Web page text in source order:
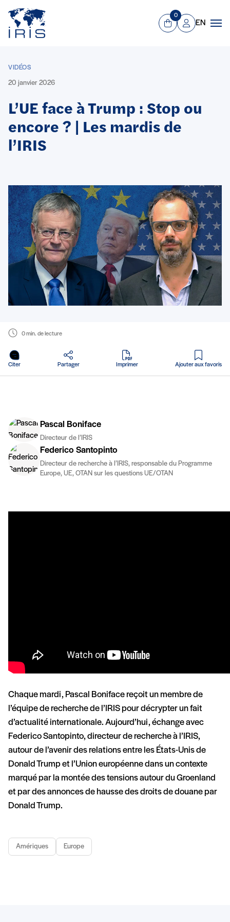
Aller au contenu principal
Panier
0
Mon compte
EN
VIDÉOS
20 janvier 2026
L’UE face à Trump : Stop ou
encore ? | Les mardis de
l’IRIS
0 min. de lecture
Citer Partager Imprimer
en PDF
Ajouter aux favoris
Pascal Boniface
Directeur de l’IRIS
Federico Santopinto
Directeur de recherche à l’IRIS, responsable du Programme
Europe, UE, OTAN sur les questions UE/OTAN
Chaque mardi, Pascal Boniface reçoit un membre de
l’équipe de recherche de l’IRIS‬ pour décrypter un fait
d’actualité internationale. Aujourd’hui, échange avec
Federico Santopinto, directeur de recherche à l’IRIS,
autour de l’avenir des relations entre les États-Unis de
Donald Trump et l’Union européenne dans un contexte
marqué par la montée des tensions autour du Groenland
et par des annonces de hausse des droits de douane par
Donald Trump.
Amériques Europe